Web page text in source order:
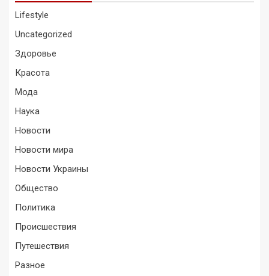
Lifestyle
Uncategorized
Здоровье
Красота
Мода
Наука
Новости
Новости мира
Новости Украины
Общество
Политика
Происшествия
Путешествия
Разное